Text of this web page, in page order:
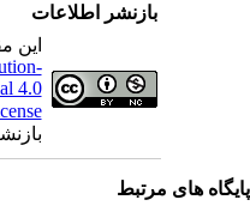
بازنشر اطلاعات
این
4.0
License
بازنشر
های مرتبط